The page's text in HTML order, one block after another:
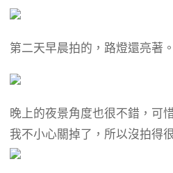
第二天早晨拍的，路燈還亮著。
晚上的夜景角度也很不錯，可
我不小心關掉了，所以沒拍得